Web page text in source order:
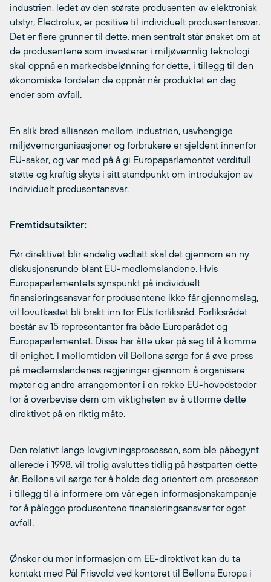
industrien, ledet av den største produsenten av elektronisk
utstyr, Electrolux, er positive til individuelt produsentansvar.
Det er flere grunner til dette, men sentralt står ønsket om at
de produsentene som investerer i miljøvennlig teknologi
skal oppnå en markedsbelønning for dette, i tillegg til den
økonomiske fordelen de oppnår når produktet en dag
ender som avfall.
En slik bred alliansen mellom industrien, uavhengige
miljøvernorganisasjoner og forbrukere er sjeldent innenfor
EU-saker, og var med på å gi Europaparlamentet verdifull
støtte og kraftig skyts i sitt standpunkt om introduksjon av
individuelt produsentansvar.
Fremtidsutsikter:
Før direktivet blir endelig vedtatt skal det gjennom en ny
diskusjonsrunde blant EU-medlemslandene. Hvis
Europaparlamentets synspunkt på individuelt
finansieringsansvar for produsentene ikke får gjennomslag,
vil lovutkastet bli brakt inn for EUs forliksråd. Forliksrådet
består av 15 representanter fra både Europarådet og
Europaparlamentet. Disse har åtte uker på seg til å komme
til enighet. I mellomtiden vil Bellona sørge for å øve press
på medlemslandenes regjeringer gjennom å organisere
møter og andre arrangementer i en rekke EU-hovedsteder
for å overbevise dem om viktigheten av å utforme dette
direktivet på en riktig måte.
Den relativt lange lovgivningsprosessen, som ble påbegynt
allerede i 1998, vil trolig avsluttes tidlig på høstparten dette
år. Bellona vil sørge for å holde deg orientert om prosessen
i tillegg til å informere om vår egen informasjonskampanje
for å pålegge produsentene finansieringsansvar for eget
avfall.
Ønsker du mer informasjon om EE-direktivet kan du ta
kontakt med Pål Frisvold ved kontoret til Bellona Europa i